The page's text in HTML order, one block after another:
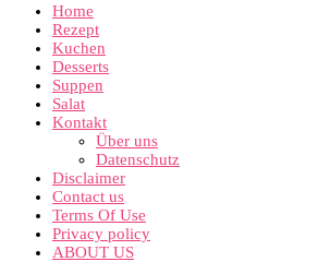
Home
Rezept
Kuchen
Desserts
Suppen
Salat
Kontakt
Über uns
Datenschutz
Disclaimer
Contact us
Terms Of Use
Privacy policy
ABOUT US